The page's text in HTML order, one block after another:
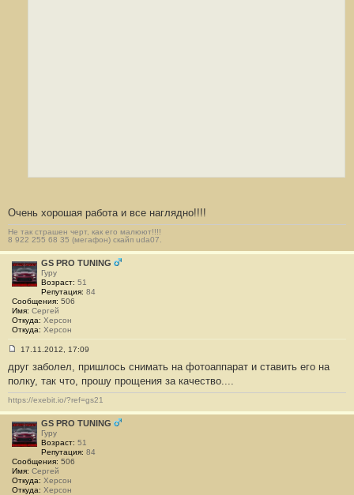
Очень хорошая работа и все наглядно!!!!
Не так страшен черт, как его малюют!!!!
8 922 255 68 35 (мегафон) скайп uda07.
GS PRO TUNING
Гуру
Возраст: 51
Репутация: 84
Сообщения: 506
Имя: Сергей
Откуда: Херсон
Откуда: Херсон
о
о
б
щ
е
н
и
е
#
8
4
17.11.2012, 17:09
друг заболел, пришлось снимать на фотоаппарат и ставить его на
полку, так что, прошу прощения за качество....
https://exebit.io/?ref=gs21
GS PRO TUNING
Гуру
Возраст: 51
Репутация: 84
Сообщения: 506
Имя: Сергей
Откуда: Херсон
Откуда: Херсон